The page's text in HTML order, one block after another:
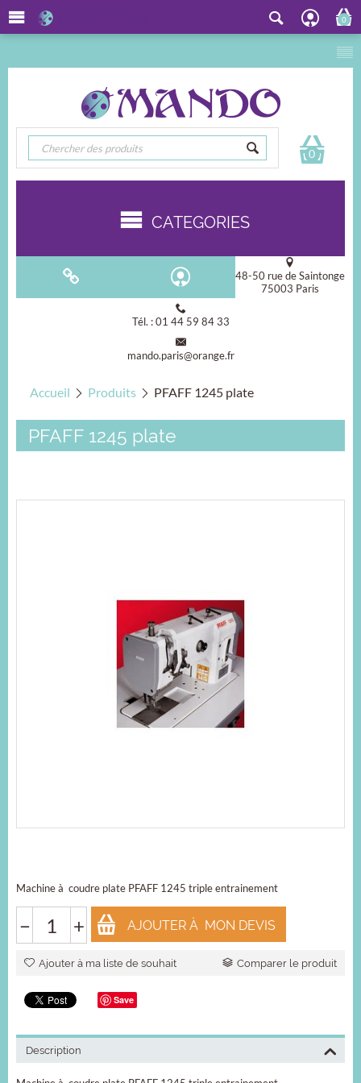
0
CATEGORIES
48-50 rue de Saintonge
75003 Paris
Tél. : 01 44 59 84 33
mando.paris@orange.fr
0
Accueil Produits PFAFF 1245 plate
PFAFF 1245 plate
Machine à coudre plate PFAFF 1245 triple entrainement
− + AJOUTER À MON DEVIS
Ajouter à ma liste de souhait Comparer le produit
Save
Description